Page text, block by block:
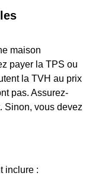
maison
payer la TPS ou
la TVH au prix
pas. Assurez-
Sinon, vous devez
inclure :